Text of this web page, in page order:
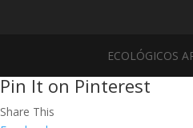
ECOLÓGICOS
Pin It on Pinterest
Share This